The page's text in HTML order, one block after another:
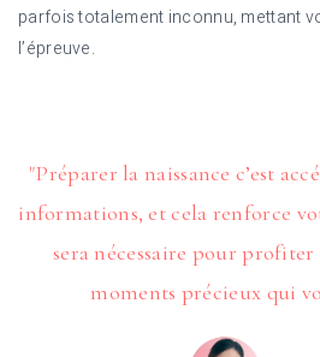
parfois totalement inconnu, mettant
l’épreuve.
"Préparer la naissance c’est
informations, et cela renforce
sera nécessaire pour
moments précieux qui